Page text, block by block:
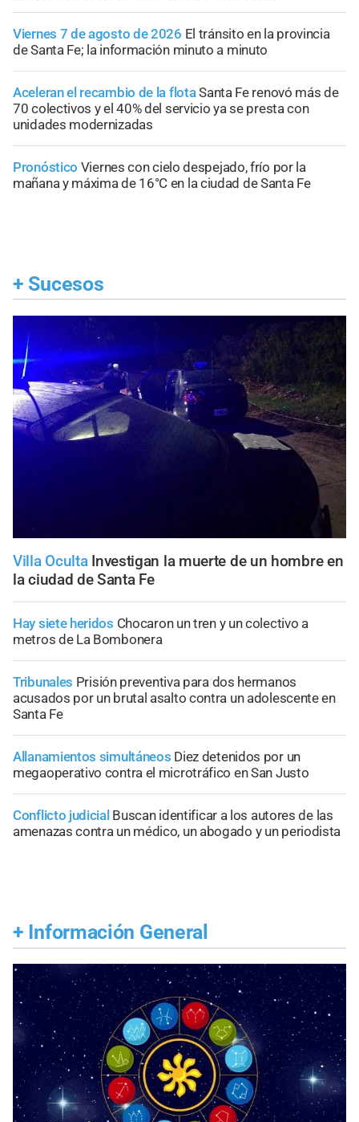
Viernes 7 de agosto de 2026 El tránsito en la provincia
de Santa Fe; la información minuto a minuto
Aceleran el recambio de la flotaSanta Fe renovó más de
70 colectivos y el 40% del servicio ya se presta con
unidades modernizadas
Pronóstico Viernes con cielo despejado, frío por la
mañana y máxima de 16°C en la ciudad de Santa Fe
+ Sucesos
Villa Oculta Investigan la muerte de un hombre en
la ciudad de Santa Fe
Hay siete heridos Chocaron un tren y un colectivo a
metros de La Bombonera
Tribunales Prisión preventiva para dos hermanos
acusados por un brutal asalto contra un adolescente en
Santa Fe
Allanamientos simultáneos Diez detenidos por un
megaoperativo contra el microtráfico en San Justo
Conflicto judicial Buscan identificar a los autores de las
amenazas contra un médico, un abogado y un periodista
+ Información General